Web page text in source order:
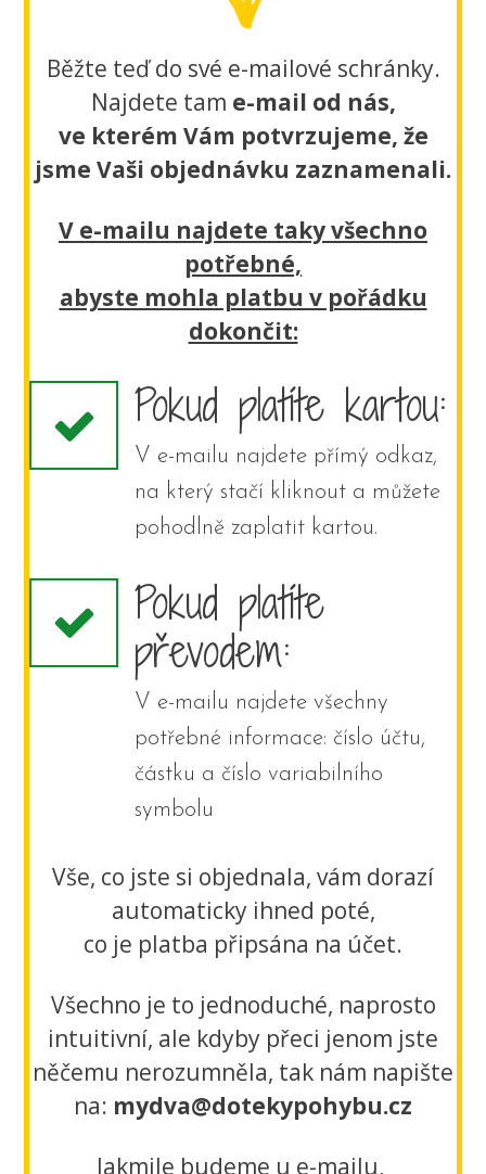
Běžte teď do své e-mailové schránky.
Najdete tam e-mail od nás,
ve kterém Vám potvrzujeme, že
jsme Vaši objednávku zaznamenali.
V e-mailu najdete taky všechno
potřebné,
abyste mohla platbu v pořádku
dokončit:
Pokud platíte kartou:
V e-mailu najdete přímý odkaz,
na který stačí kliknout a můžete
pohodlně zaplatit kartou.
Pokud platíte
převodem:
V e-mailu najdete všechny
potřebné informace: číslo účtu,
částku a číslo variabilního
symbolu
Vše, co jste si objednala, vám dorazí
automaticky ihned poté,
co je platba připsána na účet.
Všechno je to jednoduché, naprosto
intuitivní, ale kdyby přeci jenom jste
něčemu nerozumněla, tak nám napište
na: mydva@dotekypohybu.cz
Jakmile budeme u e-mailu,